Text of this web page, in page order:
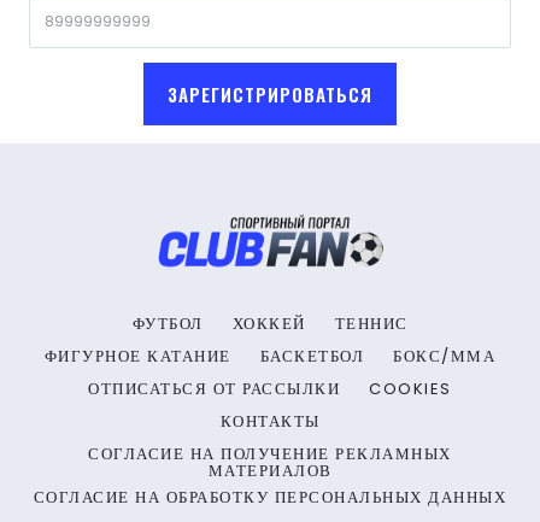
ЗАРЕГИСТРИРОВАТЬСЯ
ФУТБОЛ ХОККЕЙ
ТЕННИС
ФИГУРНОЕ КАТАНИЕ
БАСКЕТБОЛ
БОКС/ММА
ОТПИСАТЬСЯ ОТ РАССЫЛКИ
COOKIES
КОНТАКТЫ
СОГЛАСИЕ НА ПОЛУЧЕНИЕ РЕКЛАМНЫХ
МАТЕРИАЛОВ
СОГЛАСИЕ НА ОБРАБОТКУ ПЕРСОНАЛЬНЫХ ДАННЫХ